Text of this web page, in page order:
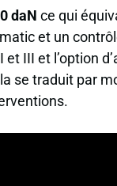
daN ce qui
et un
III et l’option
se traduit par